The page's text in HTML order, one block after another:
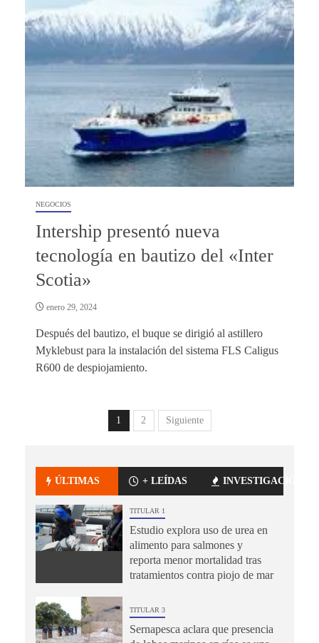
NEGOCIOS
Intership presentó nueva
tecnología en bautizo del «Inter
Scotia»
enero 29, 2024
Después del bautizo, el buque se dirigió al astillero
Myklebust para la instalación del sistema FLS Caligus
R600 de despiojamiento.
1 2 Siguiente
ÚLTIMAS + LEÍDAS INVESTIGACIÓN
TITULAR 1
Estudio explora uso de urea en
alimento para salmones y
reporta menor mortalidad tras
tratamientos contra piojo de mar
TITULAR 3
Sernapesca aclara que presencia